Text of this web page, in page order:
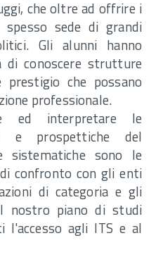
che oltre ad offrire i
sede di grandi
Gli alunni hanno
conoscere strutture
prestigio che possano
professionale.
ed interpretare le
e prospettiche del
sistematiche sono le
confronto con gli enti
di categoria e gli
nostro piano di studi
l'accesso agli ITS e al